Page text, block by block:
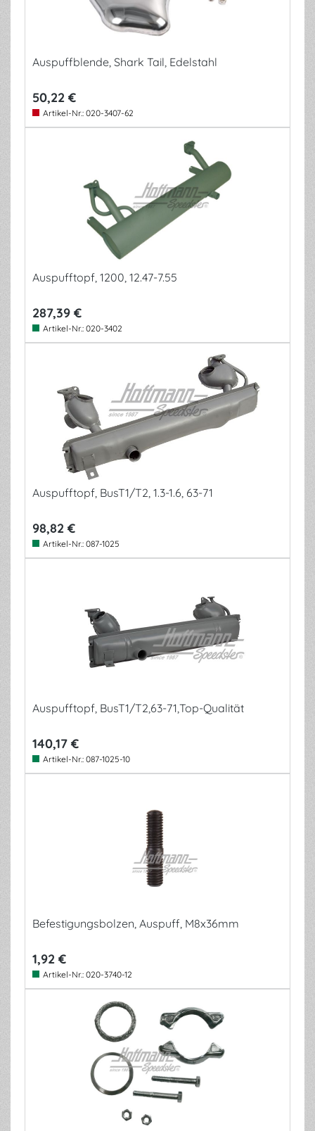
Auspuffblende, Shark Tail, Edelstahl
50,22 €
Artikel-Nr.: 020-3407-62
Auspufftopf, 1200, 12.47-7.55
287,39 €
Artikel-Nr.: 020-3402
Auspufftopf, BusT1/T2, 1.3-1.6, 63-71
98,82 €
Artikel-Nr.: 087-1025
Auspufftopf, BusT1/T2,63-71,Top-Qualität
140,17 €
Artikel-Nr.: 087-1025-10
Befestigungsbolzen, Auspuff, M8x36mm
1,92 €
Artikel-Nr.: 020-3740-12